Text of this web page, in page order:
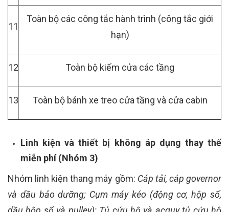
11
Toàn bộ các công tắc hành trình (công tắc giới
hạn)
12 Toàn bộ kiếm cửa các tầng
13 Toàn bộ bánh xe treo cửa tầng và cửa cabin
Linh kiện và thiết bị không áp dụng thay thế
miễn phí (Nhóm 3)
Nhóm linh kiện thang máy gồm: Cáp tải, cáp governor
và dầu bảo dưỡng; Cụm máy kéo (động cơ, hộp số,